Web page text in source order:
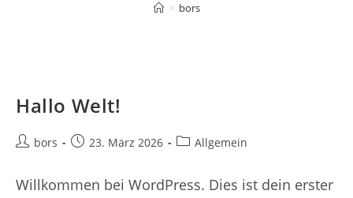
> bors
Hallo Welt!
Beitrags-
bors
Beitrag23. März 2026
Beitrags-
Allgemein
Willkommen bei WordPress. Dies ist dein erster